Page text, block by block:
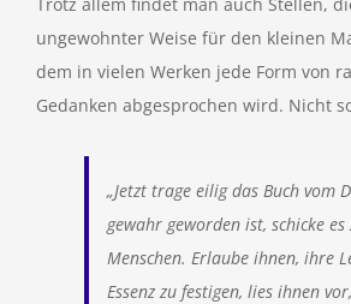
ungewohnter Weise für den kleinen
dem in vielen Werken jede Form von
Gedanken abgesprochen wird. Nicht
„Jetzt trage eilig das Buch vom
gewahr geworden ist, schicke
Menschen. Erlaube ihnen, ihre
Essenz zu festigen, lies ihnen